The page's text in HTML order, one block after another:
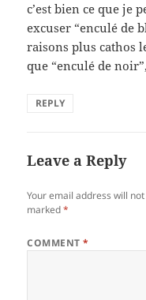
c’est bien ce que je
excuser “enculé de
raisons plus cathos
que “enculé de
REPLY
Leave a Reply
Your email address will
marked*
COMMENT*